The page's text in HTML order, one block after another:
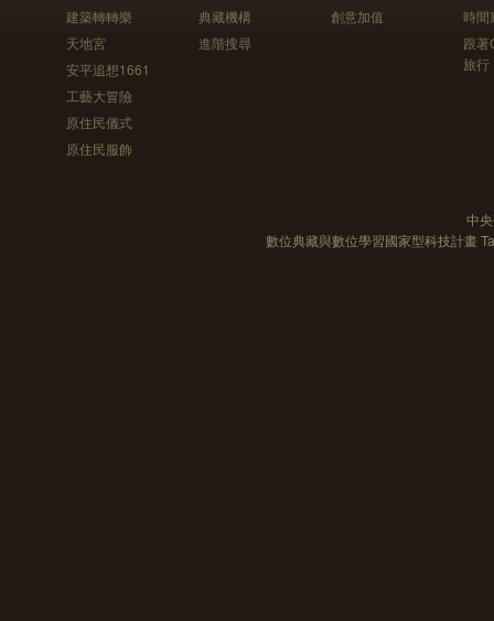
建築轉轉樂
天地宮
安平追想1661
工藝大冒險
原住民儀式
原住民服飾
典藏機構
進階搜尋
創意加值
時間
跟
旅行
中
數位典藏與數位學習國家型科技計畫